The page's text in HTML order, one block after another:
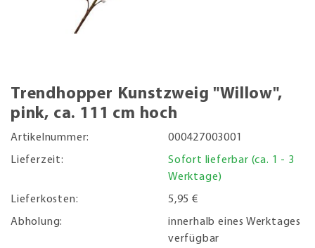
Trendhopper Kunstzweig "Willow",
pink, ca. 111 cm hoch
Artikelnummer:
000427003001
Lieferzeit:
Sofort lieferbar (ca. 1 - 3
Werktage)
Lieferkosten:
5,95 €
Abholung:
innerhalb eines Werktages
verfügbar